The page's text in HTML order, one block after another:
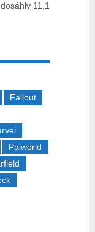
11,1
Fallout
Palworld